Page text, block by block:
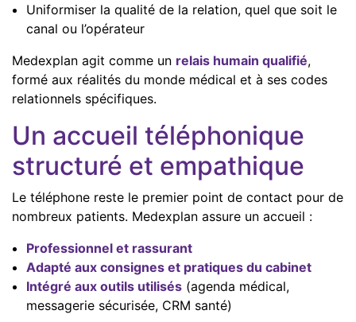
Uniformiser la qualité de la relation, quel que soit le
canal ou l’opérateur
Medexplan agit comme un relais humain qualifié,
formé aux réalités du monde médical et à ses codes
relationnels spécifiques.
Un accueil téléphonique
structuré et empathique
Le téléphone reste le premier point de contact pour de
nombreux patients. Medexplan assure un accueil :
Professionnel et rassurant
Adapté aux consignes et pratiques du cabinet
Intégré aux outils utilisés (agenda médical,
messagerie sécurisée, CRM santé)